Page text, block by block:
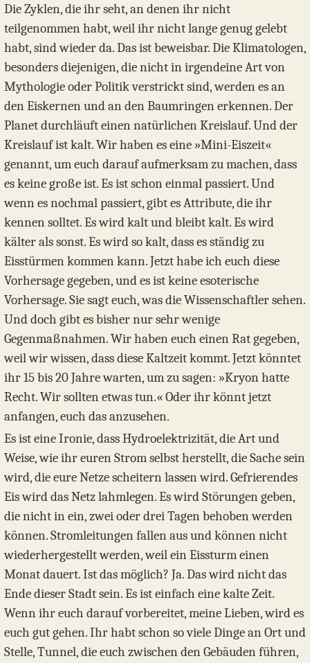
Die Zyklen, die ihr seht, an denen ihr nicht
teilgenommen habt, weil ihr nicht lange genug gelebt
habt, sind wieder da. Das ist beweisbar. Die Klimatologen,
besonders diejenigen, die nicht in irgendeine Art von
Mythologie oder Politik verstrickt sind, werden es an
den Eiskernen und an den Baumringen erkennen. Der
Planet durchläuft einen natürlichen Kreislauf. Und der
Kreislauf ist kalt. Wir haben es eine »Mini-Eiszeit«
genannt, um euch darauf aufmerksam zu machen, dass
es keine große ist. Es ist schon einmal passiert. Und
wenn es nochmal passiert, gibt es Attribute, die ihr
kennen solltet. Es wird kalt und bleibt kalt. Es wird
kälter als sonst. Es wird so kalt, dass es ständig zu
Eisstürmen kommen kann. Jetzt habe ich euch diese
Vorhersage gegeben, und es ist keine esoterische
Vorhersage. Sie sagt euch, was die Wissenschaftler sehen.
Und doch gibt es bisher nur sehr wenige
Gegenmaßnahmen. Wir haben euch einen Rat gegeben,
weil wir wissen, dass diese Kaltzeit kommt. Jetzt könntet
ihr 15 bis 20 Jahre warten, um zu sagen: »Kryon hatte
Recht. Wir sollten etwas tun.« Oder ihr könnt jetzt
anfangen, euch das anzusehen.
Es ist eine Ironie, dass Hydroelektrizität, die Art und
Weise, wie ihr euren Strom selbst herstellt, die Sache sein
wird, die eure Netze scheitern lassen wird. Gefrierendes
Eis wird das Netz lahmlegen. Es wird Störungen geben,
die nicht in ein, zwei oder drei Tagen behoben werden
können. Stromleitungen fallen aus und können nicht
wiederhergestellt werden, weil ein Eissturm einen
Monat dauert. Ist das möglich? Ja. Das wird nicht das
Ende dieser Stadt sein. Es ist einfach eine kalte Zeit.
Wenn ihr euch darauf vorbereitet, meine Lieben, wird es
euch gut gehen. Ihr habt schon so viele Dinge an Ort und
Stelle, Tunnel, die euch zwischen den Gebäuden führen,